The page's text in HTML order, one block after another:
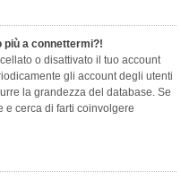
più a connettermi?!
o disattivato il tuo account
gli account degli utenti
la grandezza del database. Se
e cerca di farti coinvolgere